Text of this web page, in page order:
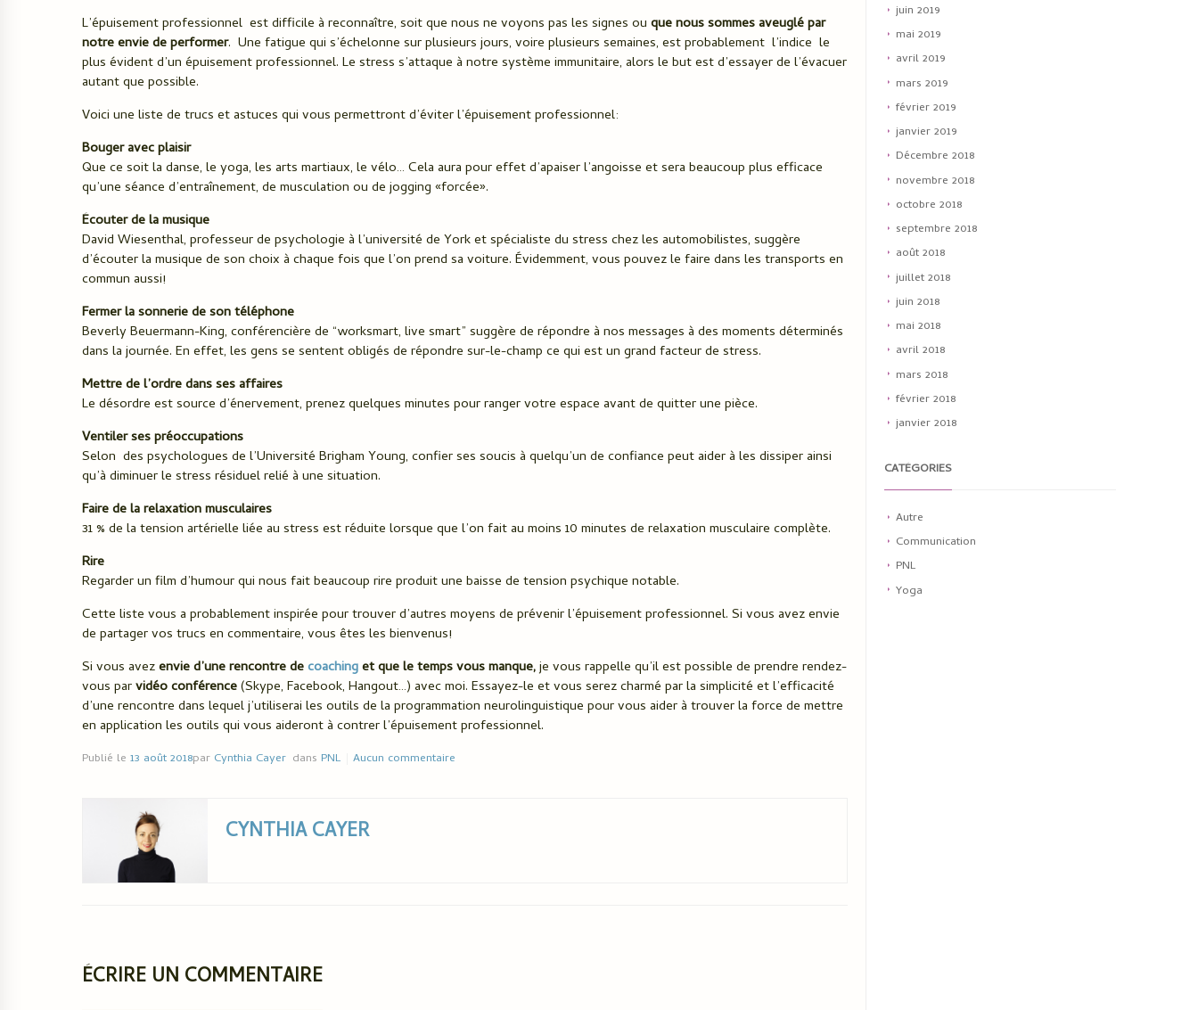
juin 2019
mai 2019
avril 2019
mars 2019
février 2019
janvier 2019
Décembre 2018
novembre 2018
octobre 2018
septembre 2018
août 2018
juillet 2018
juin 2018
mai 2018
avril 2018
mars 2018
février 2018
janvier 2018
CATÉGORIES
Autre
Communication
PNL
Yoga
L’épuisement professionnel est difficile à reconnaître, soit que nous ne voyons pas les signes ou que nous sommes aveuglé par
notre envie de performer. Une fatigue qui s’échelonne sur plusieurs jours, voire plusieurs semaines, est probablement l’indice le
plus évident d’un épuisement professionnel. Le stress s’attaque à notre système immunitaire, alors le but est d’essayer de l’évacuer
autant que possible.
Voici une liste de trucs et astuces qui vous permettront d’éviter l’épuisement professionnel:
Bouger avec plaisir
Que ce soit la danse, le yoga, les arts martiaux, le vélo… Cela aura pour effet d’apaiser l’angoisse et sera beaucoup plus efficace
qu’une séance d’entraînement, de musculation ou de jogging «forcée».
Écouter de la musique
David Wiesenthal, professeur de psychologie à l’université de York et spécialiste du stress chez les automobilistes, suggère
d’écouter la musique de son choix à chaque fois que l’on prend sa voiture. Évidemment, vous pouvez le faire dans les transports en
commun aussi!
Fermer la sonnerie de son téléphone
Beverly Beuermann-King, conférencière de “worksmart, live smart” suggère de répondre à nos messages à des moments déterminés
dans la journée. En effet, les gens se sentent obligés de répondre sur-le-champ ce qui est un grand facteur de stress.
Mettre de l’ordre dans ses affaires
Le désordre est source d’énervement, prenez quelques minutes pour ranger votre espace avant de quitter une pièce.
Ventiler ses préoccupations
Selon des psychologues de l’Université Brigham Young, confier ses soucis à quelqu’un de confiance peut aider à les dissiper ainsi
qu’à diminuer le stress résiduel relié à une situation.
Faire de la relaxation musculaires
31 % de la tension artérielle liée au stress est réduite lorsque que l’on fait au moins 10 minutes de relaxation musculaire complète.
Rire
Regarder un film d’humour qui nous fait beaucoup rire produit une baisse de tension psychique notable.
Cette liste vous a probablement inspirée pour trouver d’autres moyens de prévenir l’épuisement professionnel. Si vous avez envie
de partager vos trucs en commentaire, vous êtes les bienvenus!
Si vous avezenvie d’une rencontre decoachinget que le temps vous manque,je vous rappelle qu’il est possible de prendre rendez-
vous parvidéo conférence(Skype, Facebook, Hangout…) avec moi. Essayez-le et vous serez charmé par la simplicité et l’efficacité
d’une rencontre dans lequel j’utiliserai les outils de la programmation neurolinguistique pour vous aider à trouver la force de mettre
en application les outils qui vous aideront à contrer l’épuisement professionnel.
Publié le 13 août 2018par Cynthia Cayer dans PNL Aucun commentaire
CYNTHIA CAYER
ÉCRIRE UN COMMENTAIRE